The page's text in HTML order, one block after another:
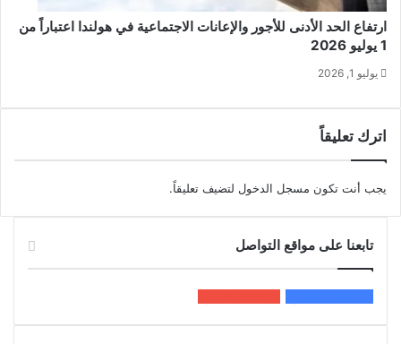
ارتفاع الحد الأدنى للأجور والإعانات الاجتماعية في هولندا اعتباراً من
1 يوليو 2026
يوليو 1, 2026
اترك تعليقاً
يجب أنت تكون مسجل الدخول لتضيف تعليقاً.
تابعنا على مواقع التواصل